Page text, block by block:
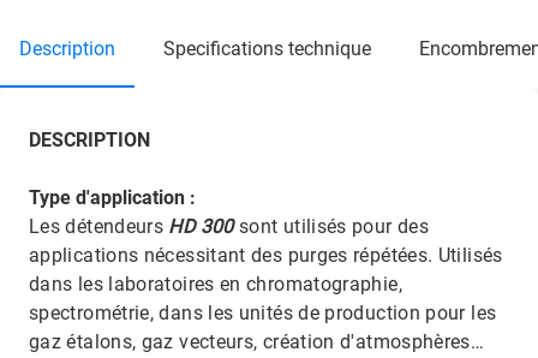
description specifications technique
DESCRIPTION
Type d'application :
Les détendeurs HD 300sont utilisés pour des
applications nécessitant des purges répétées. Utilisés
dans les laboratoires en chromatographie,
spectrométrie, dans les unités de production pour les
gaz étalons, gaz vecteurs, création d'atmosphères…